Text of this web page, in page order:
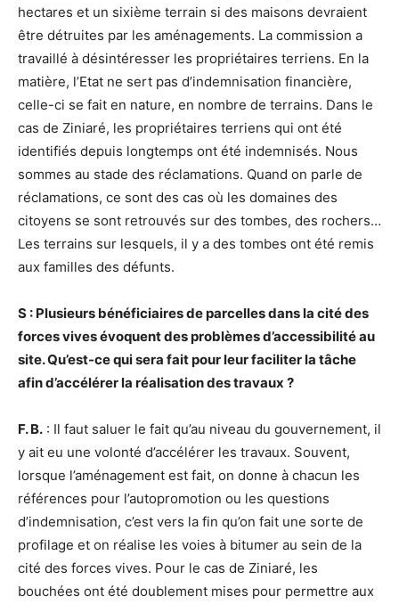
hectares et un sixième terrain si des maisons devraient
être détruites par les aménagements. La commission a
travaillé à désintéresser les propriétaires terriens. En la
matière, l’Etat ne sert pas d’indemnisation financière,
celle-ci se fait en nature, en nombre de terrains. Dans le
cas de Ziniaré, les propriétaires terriens qui ont été
identifiés depuis longtemps ont été indemnisés. Nous
sommes au stade des réclamations. Quand on parle de
réclamations, ce sont des cas où les domaines des
citoyens se sont retrouvés sur des tombes, des rochers…
Les terrains sur lesquels, il y a des tombes ont été remis
aux familles des défunts.
S : Plusieurs bénéficiaires de parcelles dans la cité des
forces vives évoquent des problèmes d’accessibilité au
site. Qu’est-ce qui sera fait pour leur faciliter la tâche
afin d’accélérer la réalisation des travaux ?
F. B. : Il faut saluer le fait qu’au niveau du gouvernement, il
y ait eu une volonté d’accélérer les travaux. Souvent,
lorsque l’aménagement est fait, on donne à chacun les
références pour l’autopromotion ou les questions
d’indemnisation, c’est vers la fin qu’on fait une sorte de
profilage et on réalise les voies à bitumer au sein de la
cité des forces vives. Pour le cas de Ziniaré, les
bouchées ont été doublement mises pour permettre aux